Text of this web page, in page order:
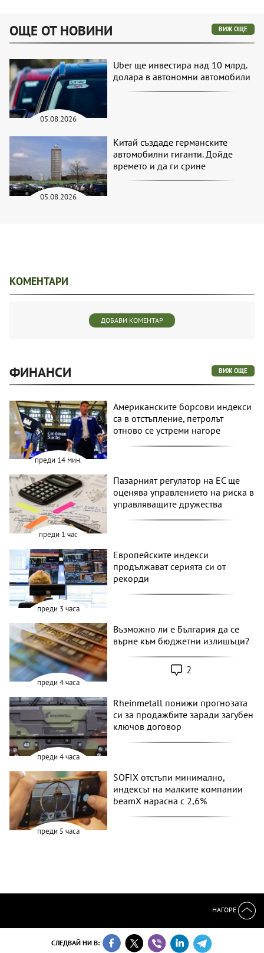
ОЩЕ ОТ НОВИНИ ВИЖ ОЩЕ
05.08.2026
Uber ще инвестира над 10 млрд.
долара в автономни автомобили
05.08.2026
Китай създаде германските
автомобилни гиганти. Дойде
времето и да ги срине
КОМЕНТАРИ
ДОБАВИ КОМЕНТАР
ФИНАНСИ ВИЖ ОЩЕ
преди 14 мин.
Американските борсови индекси
са в отстъпление, петролът
отново се устреми нагоре
преди 1 час
Пазарният регулатор на ЕС ще
оценява управлението на риска в
управляващите дружества
преди 3 часа
Европейските индекси
продължават серията си от
рекорди
преди 4 часа
Възможно ли е България да се
върне към бюджетни излишъци?
2
преди 4 часа
Rheinmetall понижи прогнозата
си за продажбите заради загубен
ключов договор
преди 5 часа
SOFIX отстъпи минимално,
индексът на малките компании
beamX нарасна с 2,6%
НАГОРЕ
СЛЕДВАЙ НИ В: